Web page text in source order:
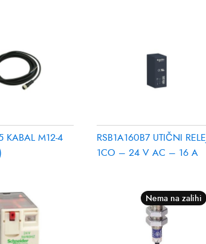
KABAL M12-4
RSB1A160B7 UTIČNI RELEJ
1CO – 24 V AC – 16 A
Nema na zalihi